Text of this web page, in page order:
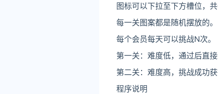
图标可以下拉至下方槽位，共
每一关图案都是随机摆放的。
每个会员每天可以挑战N次。
第一关：难度低，通过后直接
第二关：难度高，挑战成功
程序说明